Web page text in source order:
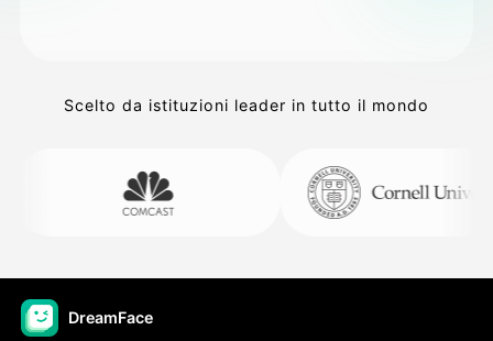
Scelto da istituzioni leader in tutto il mondo
DreamFace